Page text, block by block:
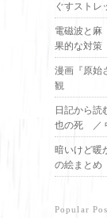
ぐすストレ
電磁波と麻
果的な対策
漫画『原始
観
日記から読
也の死 ／
暗いけど暖
の絵まとめ
Popular